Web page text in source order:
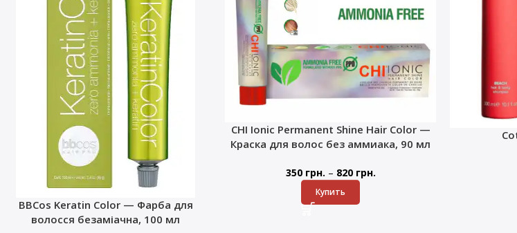
BBCos Keratin Color — Фарба для
волосся безаміачна, 100 мл
CHI Ionic Permanent Shine Hair Color —
Краска для волос без аммиака, 90 мл
350 грн. – 820 грн.
Купить